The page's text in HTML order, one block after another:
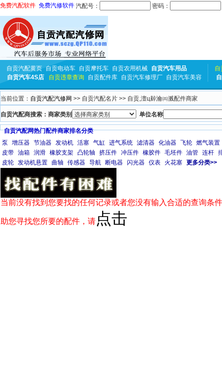
免费汽配软件 免费汽修软件 汽配号： 密码：
自贡汽配黄页 自贡电动车 自贡摩托车 自贡农用机械 自贡汽车用品
自贡汽车4S店
自贡违章查询 自贡配件库 自贡汽车修理厂 自贡汽车美容
自
当前位置： 自贡汽配汽修网 >> 自贡汽配名片 >> 自贡,澶ц繛瀹㈣溅配件商家
自贡汽配商搜索：商家类别 单位名称
自贡汽配网热门配件商家排名分类
泵
增压器 节油器 发动机 活塞 气缸 进气系统 滤清器 化油器 飞轮 燃气装置
皮带 油箱 润滑 橡胶支架 凸轮轴 挤压件 冲压件 橡胶件 毛坯件 油管 连杆
皮轮 发动机悬置 曲轴 传感器 导航 断电器 闪光器 仪表 火花塞 更多分类>>
当前没有找到您要找的任何记录或者您没有输入合适的查询条
助您寻找您所要的配件，请 点击